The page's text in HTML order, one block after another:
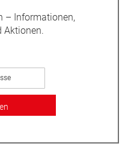
– Informationen,
Aktionen.